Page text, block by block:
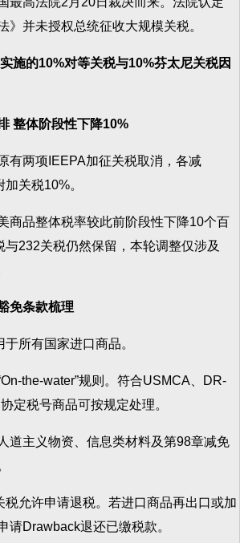
》并未授权总统征收大规模关税。
实施的10%对等关税与10%芬太尼关税因
体阶段性下降10%
两项IEEPA加征关税取消，各减
关税10%。
品整体税率较此前阶段性下降10个百
232关税仍然保留，本轮调整仅涉及
条款梳理
所有国家进口商品。
the-water”规则。符合USMCA、DR-
定税号商品可按规定处理。
主义物资、信息类材料及第98章减免
允许申请退税。若进口商品再出口或加
请Drawback退还已缴税款。